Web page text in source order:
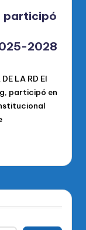
participó
2028
LA RD El
participó en